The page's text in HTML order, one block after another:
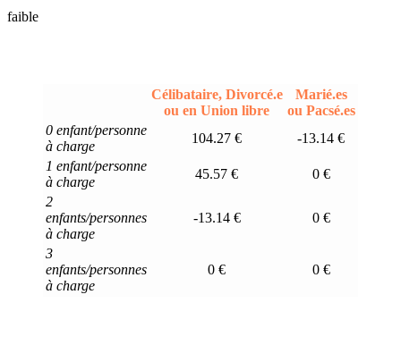
faible
Célibataire, Divorcé.e
ou en Union libre
Marié.es
ou Pacsé.es
0 enfant/personne
à charge
104.27 €
-13.14 €
1 enfant/personne
à charge
45.57 €
0 €
2
enfants/personnes
à charge
-13.14 € 0 €
3
enfants/personnes
à charge
0 € 0 €